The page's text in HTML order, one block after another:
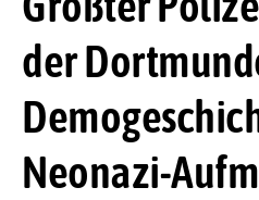
der
Neonazi-